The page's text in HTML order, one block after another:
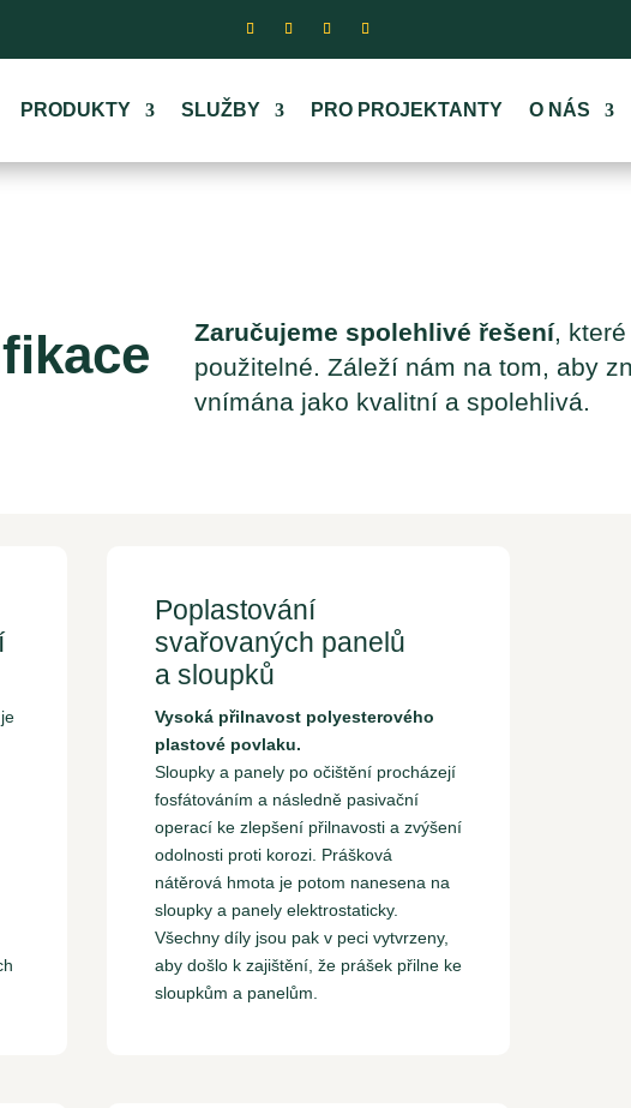
PRODUKTY SLUŽBY PRO PROJEKTANTY O NÁS
Zaručujeme spolehlivé řešení,
použitelné. Záleží nám na tom, aby
vnímána jako kvalitní a spolehlivá.
Poplastování
svařovaných panelů
a sloupků
Vysoká přilnavost polyesterového
plastové povlaku.
Sloupky a panely po očištění procházejí
fosfátováním a následně pasivační
operací ke zlepšení přilnavosti a zvýšení
odolnosti proti korozi. Prášková
nátěrová hmota je potom nanesena na
sloupky a panely elektrostaticky.
Všechny díly jsou pak v peci vytvrzeny,
aby došlo k zajištění, že prášek přilne ke
sloupkům a panelům.